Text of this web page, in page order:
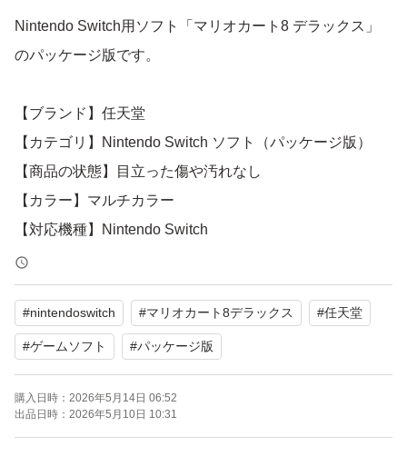
Nintendo Switch用ソフト「マリオカート8 デラックス」
のパッケージ版です。
【ブランド】任天堂
【カテゴリ】Nintendo Switch ソフト（パッケージ版）
【商品の状態】目立った傷や汚れなし
【カラー】マルチカラー
【対応機種】Nintendo Switch
【CEROレーティング】A（全年齢対象）
よろしくお願いいたします。
#nintendoswitch #マリオカート8デラックス #任天堂
#ゲームソフト #パッケージ版
購入日時： 2026年5月14日 06:52
出品日時： 2026年5月10日 10:31